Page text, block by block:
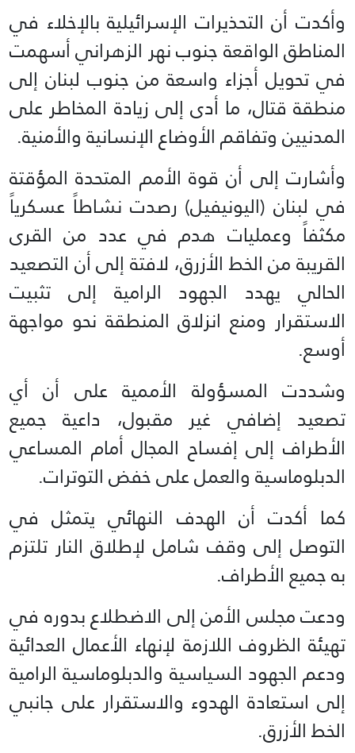
وأكدت أن التحذيرات الإسرائيلية بالإخلاء في
المناطق الواقعة جنوب نهر الزهراني أسهمت
في تحويل أجزاء واسعة من جنوب لبنان إلى
منطقة قتال، ما أدى إلى زيادة المخاطر على
المدنيين وتفاقم الأوضاع الإنسانية والأمنية.
وأشارت إلى أن قوة الأمم المتحدة المؤقتة
في لبنان (اليونيفيل) رصدت نشاطاً عسكرياً
مكثفاً وعمليات هدم في عدد من القرى
القريبة من الخط الأزرق، لافتة إلى أن التصعيد
الحالي يهدد الجهود الرامية إلى تثبيت
الاستقرار ومنع انزلاق المنطقة نحو مواجهة
أوسع.
وشددت المسؤولة الأممية على أن أي
تصعيد إضافي غير مقبول، داعية جميع
الأطراف إلى إفساح المجال أمام المساعي
الدبلوماسية والعمل على خفض التوترات.
كما أكدت أن الهدف النهائي يتمثل في
التوصل إلى وقف شامل لإطلاق النار تلتزم
به جميع الأطراف.
ودعت مجلس الأمن إلى الاضطلاع بدوره في
تهيئة الظروف اللازمة لإنهاء الأعمال العدائية
ودعم الجهود السياسية والدبلوماسية الرامية
إلى استعادة الهدوء والاستقرار على جانبي
الخط الأزرق.